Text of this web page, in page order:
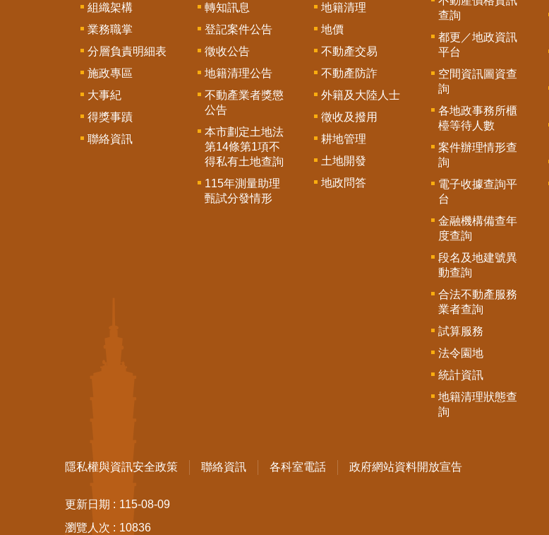
組織架構
業務職掌
分層負責明細表
施政專區
大事紀
得獎事蹟
聯絡資訊
轉知訊息
登記案件公告
徵收公告
地籍清理公告
不動產業者獎懲
公告
本市劃定土地法
第14條第1項不
得私有土地查詢
115年測量助理
甄試分發情形
地籍清理
地價
不動產交易
不動產防詐
外籍及大陸人士
徵收及撥用
耕地管理
土地開發
地政問答
查詢
都更／地政資訊
平台
空間資訊圖資查
詢
各地政事務所櫃
檯等待人數
案件辦理情形查
詢
電子收據查詢平
台
金融機構備查年
度查詢
段名及地建號異
動查詢
合法不動產服務
業者查詢
試算服務
法令園地
統計資訊
地籍清理狀態查
詢
隱私權與資訊安全政策 聯絡資訊 各科室電話 政府網站資料開放宣告
更新日期
115-08-09
瀏覽人次
10836